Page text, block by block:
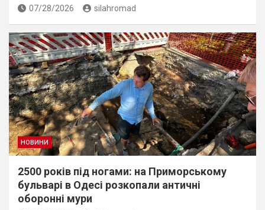
07/28/2026 silahromad
НОВИНИ
2500 років під ногами: на Приморському
бульварі в Одесі розкопали античні
оборонні мури